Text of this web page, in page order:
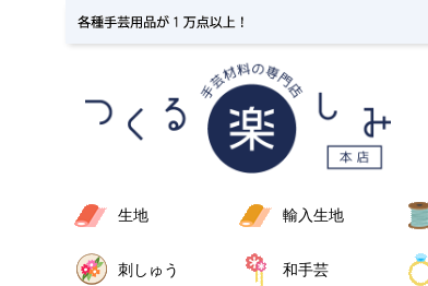
生地 輸入生地
刺しゅう 和手芸